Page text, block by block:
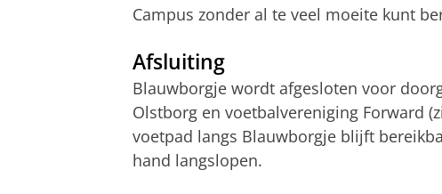
Campus zonder al te veel moeite kunt
Afsluiting
Blauwborgje wordt afgesloten voor
Olstborg en voetbalvereniging Forward
voetpad langs Blauwborgje blijft
hand langslopen.